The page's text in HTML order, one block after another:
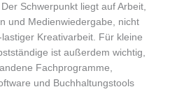
Schwerpunkt liegt auf Arbeit,
und Medienwiedergabe, nicht
Kreativarbeit. Für kleine
ist außerdem wichtig,
Fachprogramme,
und Buchhaltungstools